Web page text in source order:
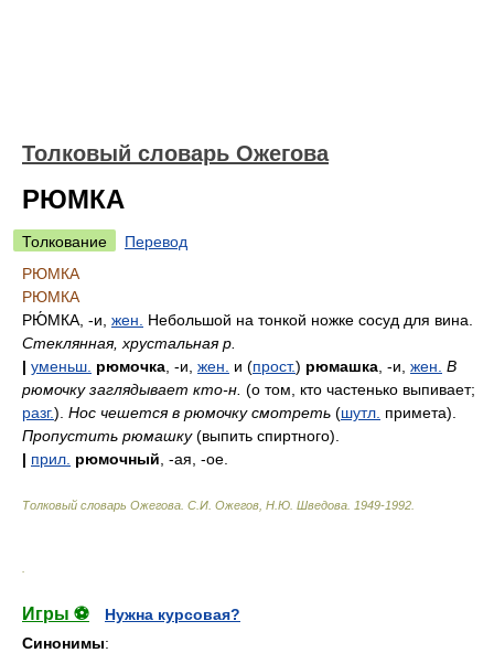
Толковый словарь Ожегова
РЮМКА
Толкование
Перевод
РЮМКА
РЮМКА
РЮ́МКА , -и, жен.
Небольшой на тонкой ножке сосуд для вина.
Стеклянная, хрустальная р.
| уменьш. рюмочка , -и, жен. и (прост.) рюмашка , -и, жен. В
рюмочку заглядывает кто-н. (о том, кто частенько выпивает;
разг.). Нос чешется в рюмочку смотреть (шутл. примета).
Пропустить рюмашку(выпить спиртного).
| прил. рюмочный , -ая, -ое.
Толковый словарь Ожегова С.И. Ожегов, Н.Ю. Шведова. 1949-1992
Игры ⚽
Нужна курсовая?
Синонимы: